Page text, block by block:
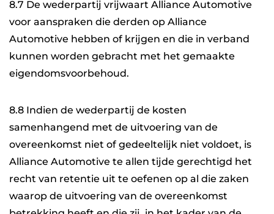
8.7 De wederpartij vrijwaart Alliance Automotive
voor aanspraken die derden op Alliance
Automotive hebben of krijgen en die in verband
kunnen worden gebracht met het gemaakte
eigendomsvoorbehoud.
8.8 Indien de wederpartij de kosten
samenhangend met de uitvoering van de
overeenkomst niet of gedeeltelijk niet voldoet, is
Alliance Automotive te allen tijde gerechtigd het
recht van retentie uit te oefenen op al die zaken
waarop de uitvoering van de overeenkomst